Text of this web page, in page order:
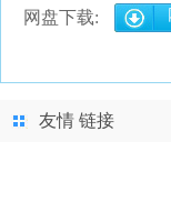
网盘下载:
友情 链接